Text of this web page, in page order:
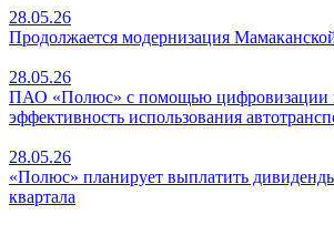
28.05.26
Продолжается модернизация
28.05.26
ПАО «Полюс» с помощью цифровизации
эффективность использования
28.05.26
«Полюс» планирует выплатить
квартала